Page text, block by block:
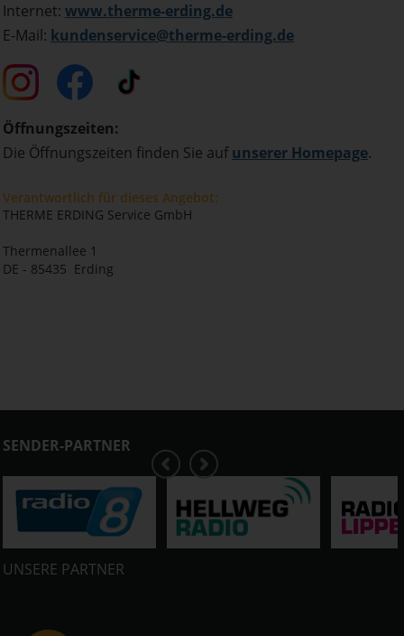
Internet: www.therme-erding.de
E-Mail: kundenservice@therme-erding.de
Öffnungszeiten:
Die Öffnungszeiten finden Sie aufunserer Homepage.
Verantwortlich für dieses Angebot:
THERME ERDING Service GmbH
Thermenallee 1
DE - 85435 Erding
SENDER-PARTNER
UNSERE PARTNER